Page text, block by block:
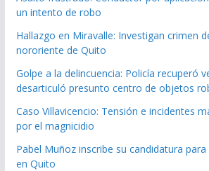
un intento de robo
Hallazgo en Miravalle: Investigan crimen
nororiente de Quito
Golpe a la delincuencia: Policía recuperó
desarticuló presunto centro de objetos
Caso Villavicencio: Tensión e incidentes
por el magnicidio
Pabel Muñoz inscribe su candidatura
en Quito